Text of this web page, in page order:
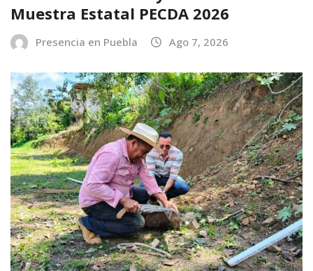
Muestra Estatal PECDA 2026
Presencia en Puebla Ago 7, 2026